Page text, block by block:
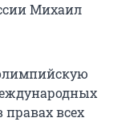
Михаил
всех